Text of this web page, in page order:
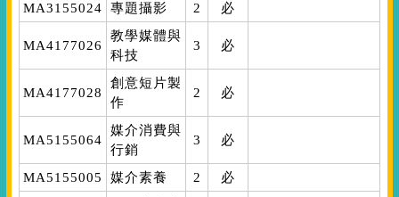
MA3155024 專題攝影 2 必
MA4177026
教學媒體與
科技
3 必
MA4177028
創意短片製
作
2 必
MA5155064
媒介消費與
行銷
3 必
MA5155005 媒介素養 2 必